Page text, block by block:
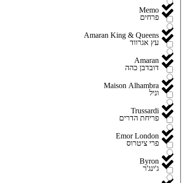
Memo
Amaran King & Queens
Amaran
Maison Alhambra
Trussardi
Emor London
Byron
פרחים
עץ אגרווד
דובדבן כהה
וניל
פריחת הדרים
פרי ציטרוס
ג'ינג'ר